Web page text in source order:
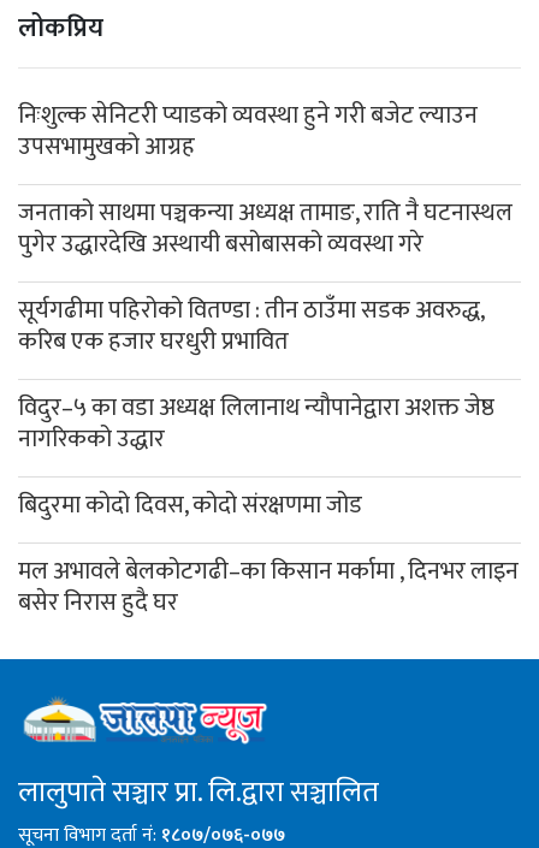
लोकप्रिय
निःशुल्क सेनिटरी प्याडको व्यवस्था हुने गरी बजेट ल्याउन
उपसभामुखको आग्रह
जनताको साथमा पञ्चकन्या अध्यक्ष तामाङ, राति नै घटनास्थल
पुगेर उद्धारदेखि अस्थायी बसोबासको व्यवस्था गरे
सूर्यगढीमा पहिरोको वितण्डा : तीन ठाउँमा सडक अवरुद्ध,
करिब एक हजार घरधुरी प्रभावित
विदुर–५ का वडा अध्यक्ष लिलानाथ न्यौपानेद्वारा अशक्त जेष्ठ
नागरिकको उद्धार
बिदुरमा कोदो दिवस, कोदो संरक्षणमा जोड
मल अभावले बेलकोटगढी–का किसान मर्कामा , दिनभर लाइन
बसेर निरास हुदै घर
लालुपाते सञ्चार प्रा. लि.द्वारा सञ्चालित
सूचना विभाग दर्ता नं: १८०७/०७६-०७७